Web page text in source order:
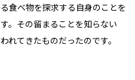
食べ物を探求する自身のことを
。その留まることを知らない
れてきたものだったのです。